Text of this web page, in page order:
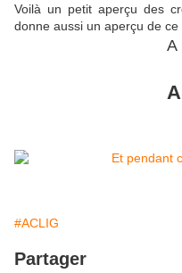
Voilà un petit aperçu des
donne aussi un aperçu de
A
#ACLIG
Partager